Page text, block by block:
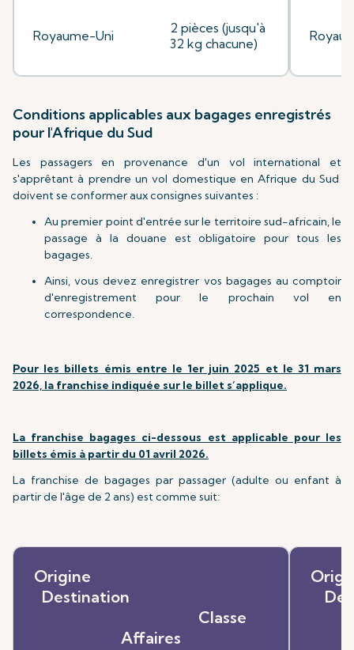
Royaume-Uni
2 pièces (jusqu'à
32 kg chacune)
Conditions applicables aux bagages enregistrés
pour l'Afrique du Sud
Les passagers en provenance d'un vol international et
s'apprêtant à prendre un vol domestique en Afrique du Sud
doivent se conformer aux consignes suivantes :
Au premier point d'entrée sur le territoire sud-africain, le
passage à la douane est obligatoire pour tous les
bagages.
Ainsi, vous devez enregistrer vos bagages au comptoir
d'enregistrement pour le prochain vol en
correspondence.
Pour les billets émis entre le 1er juin 2025 et le 31 mars
2026, la franchise indiquée sur le billet s’applique.
La franchise bagages ci-dessous est applicable pour les
billets émis à partir du 01 avril 2026.
La franchise de bagages par passager (adulte ou enfant à
partir de l'âge de 2 ans) est comme suit:
Origine
Destination
Classe
Affaires